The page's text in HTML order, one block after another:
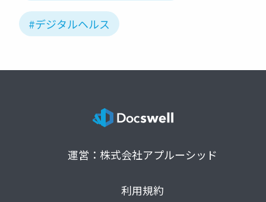
#デジタルヘルス
運営：株式会社アプルーシッド
利用規約